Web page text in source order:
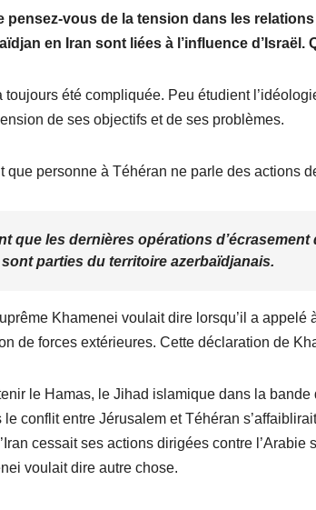
pensez-vous de la tension dans les
en Iran sont liées à l’influence d’Israël.
toujours été compliquée. Peu étudient
de ses objectifs et de ses problèmes.
personne à Téhéran ne parle des actions
que les dernières opérations d’écrasement
parties du territoire azerbaïdjanais.
Khamenei voulait dire lorsqu’il a
de forces extérieures. Cette déclaration de
le Hamas, le Jihad islamique dans la
le conflit entre Jérusalem et Téhéran
cessait ses actions dirigées contre
voulait dire autre chose.